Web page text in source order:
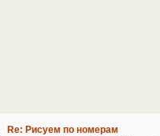
Re: Рисуем по номерам